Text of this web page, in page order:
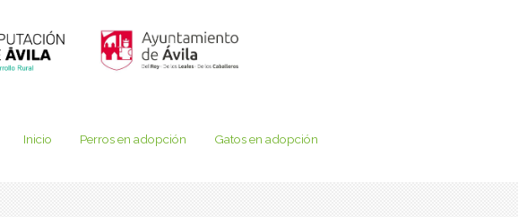
Inicio Perros en adopción Gatos en adopción